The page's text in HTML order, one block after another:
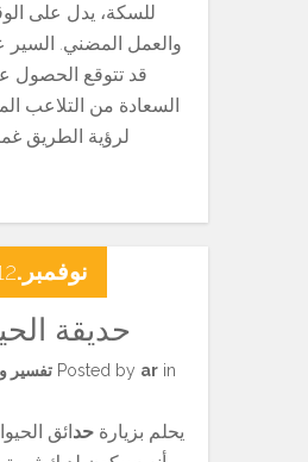
للسكة، يدل على
والعمل المضني. السير
قد تتوقع الحصول
السعادة من التلاعب
لرؤية الطريق
حديقة
Posted by arin تفسير
يحلم بزيارة حدائق
نوفمبر.